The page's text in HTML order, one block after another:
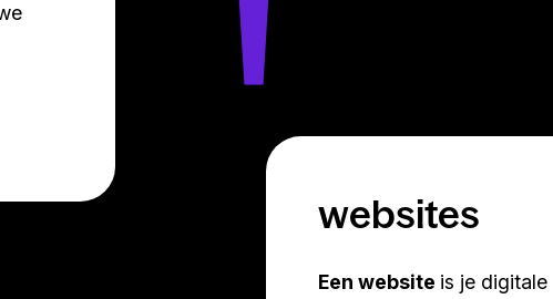
websites
Een website is je digitale